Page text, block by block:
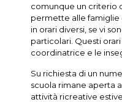
comunque un criterio
permette alle famiglie
in orari diversi, se vi
particolari. Questi
coordinatrice e le
Su richiesta di un
scuola rimane aperta
attività ricreative